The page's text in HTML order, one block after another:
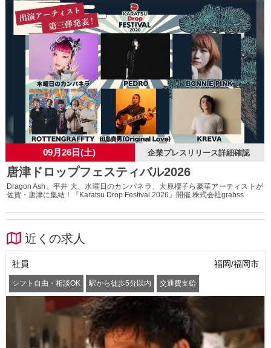
09月26日(土) 企業プレスリリース詳細確認
唐津ドロップフェスティバル2026
Dragon Ash、平井 大、水曜日のカンパネラ、大原櫻子ら豪華アーティストが
佐賀・唐津に集結！『Karatsu Drop Festival 2026』開催 株式会社grabss
近くの求人
社員 福岡/福岡市
シフト自由・相談OK 駅から徒歩5分以内 交通費支給